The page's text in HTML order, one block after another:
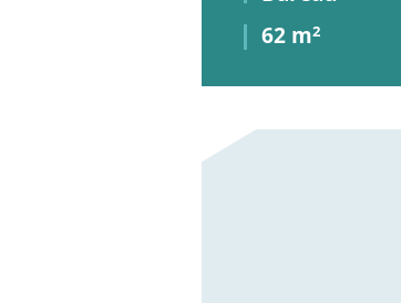
62 m2